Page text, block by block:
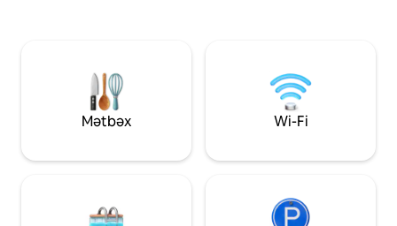
fiziki fəaliyyətlərlə məşğul olmaq yaxşı
məkanlar
üçün
Mətbəx Wi-Fi